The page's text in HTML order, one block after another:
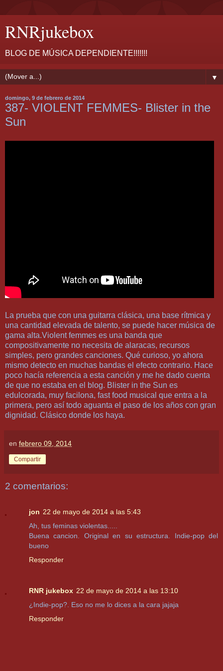
RNRjukebox
BLOG DE MÚSICA DEPENDIENTE!!!!!!!
▼
domingo, 9 de febrero de 2014
387- VIOLENT FEMMES- Blister in the
Sun
La prueba que con una guitarra clásica, una base rítmica y
una cantidad elevada de talento, se puede hacer música de
gama alta.Violent femmes es una banda que
compositivamente no necesita de alaracas, recursos
simples, pero grandes canciones. Qué curioso, yo ahora
mismo detecto en muchas bandas el efecto contrario. Hace
poco hacía referencia a esta canción y me he dado cuenta
de que no estaba en el blog. Blister in the Sun es
edulcorada, muy facilona, fast food musical que entra a la
primera, pero así todo aguanta el paso de los años con gran
dignidad. Clásico donde los haya.
en febrero 09, 2014
Compartir
2 comentarios:
jon 22 de mayo de 2014 a las 5:43
Ah, tus feminas violentas.....
Buena cancion. Original en su estructura. Indie-pop del
bueno
Responder
RNR jukebox 22 de mayo de 2014 a las 13:10
¿Indie-pop?. Eso no me lo dices a la cara jajaja
Responder